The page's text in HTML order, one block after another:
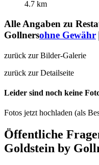
4.7 km
Alle Angaben zu
Gollnersohne Gewähr
zurück zur Bilder-Galerie
zurück zur Detailseite
Leider sind noch keine
Fotos jetzt hochladen (als
Öffentliche
Goldstein by